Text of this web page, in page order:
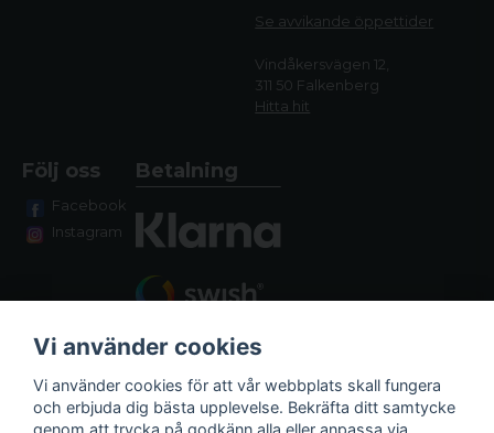
Se avvikande öppettider
Vindåkersvägen 12,
311 50 Falkenberg
Hitta hit
Följ oss
Facebook
Instagram
Betalning
Vi använder cookies
Vi använder cookies för att vår webbplats skall fungera
och erbjuda dig bästa upplevelse. Bekräfta ditt samtycke
genom att trycka på godkänn alla eller anpassa via